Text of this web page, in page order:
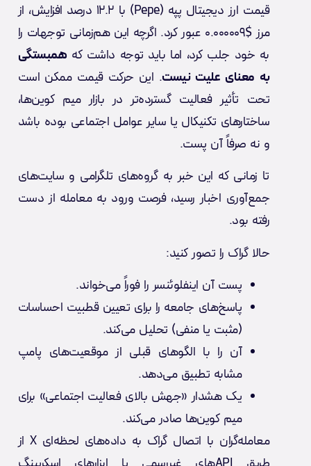
قیمت ارز دیجیتال پپه (Pepe) با ۱۲.۲ درصد افزایش، از
مرز $۰.۰۰۰۰۰۹ عبور کرد. اگرچه این هم‌زمانی توجهات را
به خود جلب کرد، اما باید توجه داشت که همبستگی
به معنای علیت نیست. این حرکت قیمت ممکن است
تحت تأثیر فعالیت گسترده‌تر در بازار میم کوین‌ها،
ساختارهای تکنیکال یا سایر عوامل اجتماعی بوده باشد
و نه صرفاً آن پست.
تا زمانی که این خبر به گروه‌های تلگرامی و سایت‌های
جمع‌آوری اخبار رسید، فرصت ورود به معامله از دست
رفته بود.
حالا گراک را تصور کنید:
پست آن اینفلوئنسر را فوراً می‌خواند.
پاسخ‌های جامعه را برای تعیین قطبیت احساسات
(مثبت یا منفی) تحلیل می‌کند.
آن را با الگوهای قبلی از موقعیت‌های پامپ
مشابه تطبیق می‌دهد.
یک هشدار «جهش بالای فعالیت اجتماعی» برای
میم کوین‌ها صادر می‌کند.
معامله‌گران با اتصال گراک به داده‌های لحظه‌ای X از